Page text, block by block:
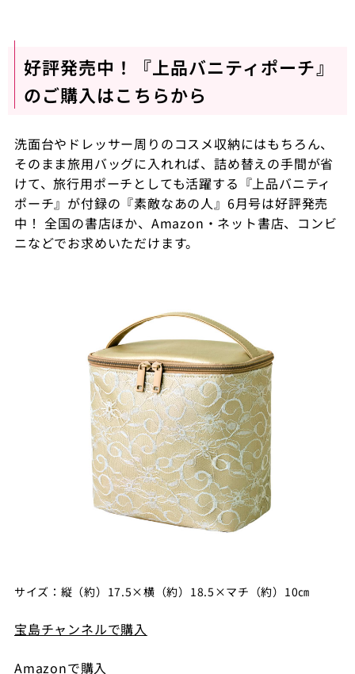
好評発売中！『上品バニティポーチ』
のご購入はこちらから
洗面台やドレッサー周りのコスメ収納にはもちろん、
そのまま旅用バッグに入れれば、詰め替えの手間が省
けて、旅行用ポーチとしても活躍する『上品バニティ
ポーチ』が付録の『素敵なあの人』6月号は好評発売
中！ 全国の書店ほか、Amazon・ネット書店、コンビ
ニなどでお求めいただけます。
サイズ：縦（約）17.5×横（約）18.5×マチ（約）10㎝
宝島チャンネルで購入
Amazonで購入